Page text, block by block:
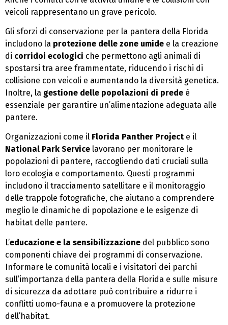
veicoli rappresentano un grave pericolo.
Gli sforzi di conservazione per la pantera della Florida
includono la protezione delle zone umide e la creazione
di corridoi ecologici che permettono agli animali di
spostarsi tra aree frammentate, riducendo i rischi di
collisione con veicoli e aumentando la diversità genetica.
Inoltre, la gestione delle popolazioni di prede è
essenziale per garantire un’alimentazione adeguata alle
pantere.
Organizzazioni come il Florida Panther Project e il
National Park Service lavorano per monitorare le
popolazioni di pantere, raccogliendo dati cruciali sulla
loro ecologia e comportamento. Questi programmi
includono il tracciamento satellitare e il monitoraggio
delle trappole fotografiche, che aiutano a comprendere
meglio le dinamiche di popolazione e le esigenze di
habitat delle pantere.
L’educazione e la sensibilizzazione del pubblico sono
componenti chiave dei programmi di conservazione.
Informare le comunità locali e i visitatori dei parchi
sull’importanza della pantera della Florida e sulle misure
di sicurezza da adottare può contribuire a ridurre i
conflitti uomo-fauna e a promuovere la protezione
dell’habitat.